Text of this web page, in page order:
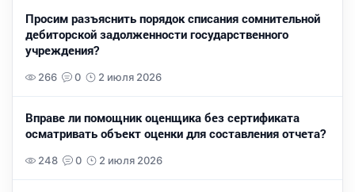
Просим разъяснить порядок списания сомнительной
дебиторской задолженности государственного
учреждения?
266 0 2 июля 2026
Вправе ли помощник оценщика без сертификата
осматривать объект оценки для составления отчета?
248 0 2 июля 2026